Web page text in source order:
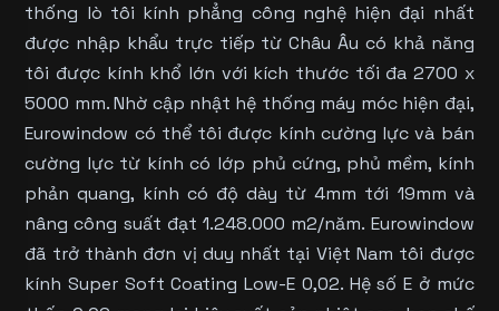
thống lò tôi kính phẳng công nghệ hiện đại nhất
được nhập khẩu trực tiếp từ Châu Âu có khả năng
tôi được kính khổ lớn với kích thước tối đa 2700 x
5000 mm. Nhờ cập nhật hệ thống máy móc hiện đại,
Eurowindow có thể tôi được kính cường lực và bán
cường lực từ kính có lớp phủ cứng, phủ mềm, kính
phản quang, kính có độ dày từ 4mm tới 19mm và
nâng công suất đạt 1.248.000 m2/năm. Eurowindow
đã trở thành đơn vị duy nhất tại Việt Nam tôi được
kính Super Soft Coating Low-E 0,02. Hệ số E ở mức